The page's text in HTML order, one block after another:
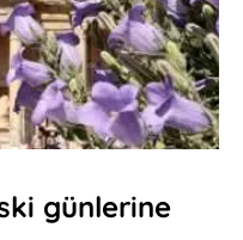
günlerine